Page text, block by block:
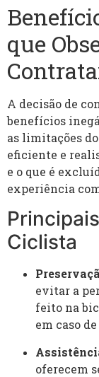
que
A decisão de
benefícios
as limitações
eficiente e
e o que é
experiência
Ciclista
evitar a
feito na
em caso
oferecem